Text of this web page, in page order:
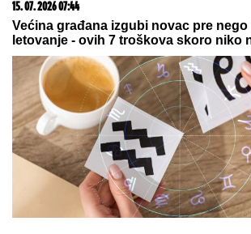
23. 07. 2026 12:47
Letnje večeri u gradu više nisu
Zašto sve više ljudi bira večeru koja se
pretvori u druženje
07. 08. 2026 09:14
Сазнања „Политике”: Црна Гора
савезу Загреба, Тиране и Приштине